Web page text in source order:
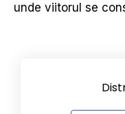
unde viitorul se